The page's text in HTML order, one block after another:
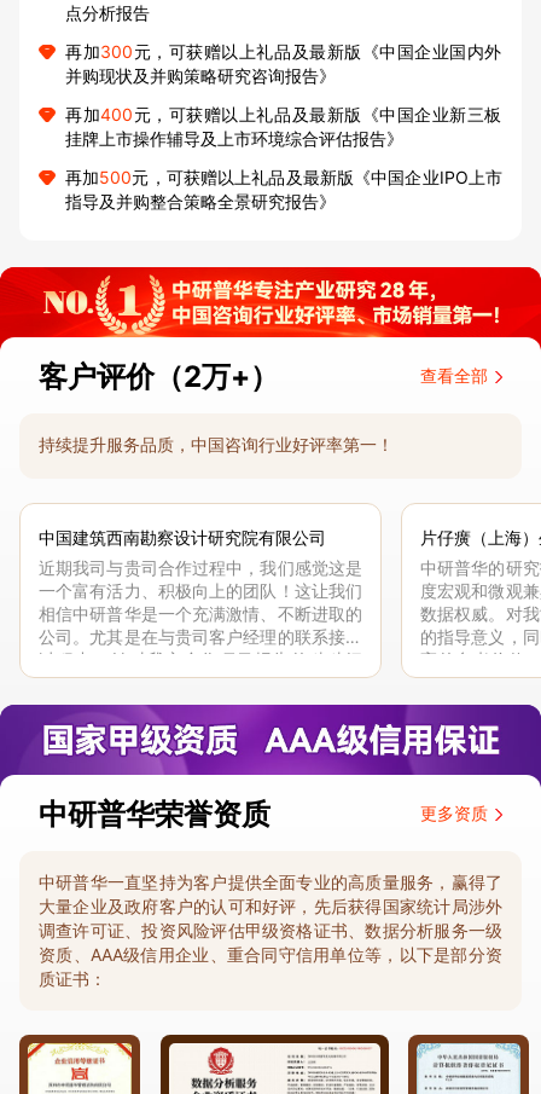
点分析报告
再加300元，可获赠以上礼品及最新版《中国企业国内外
并购现状及并购策略研究咨询报告》
再加400元，可获赠以上礼品及最新版《中国企业新三板
挂牌上市操作辅导及上市环境综合评估报告》
再加500元，可获赠以上礼品及最新版《中国企业IPO上市
指导及并购整合策略全景研究报告》
客户评价（2万+） 查看全部
持续提升服务品质，中国咨询行业好评率第一！
中国建筑西南勘察设计研究院有限公司
近期我司与贵司合作过程中，我们感觉这是
一个富有活力、积极向上的团队！这让我们
相信中研普华是一个充满激情、不断进取的
公司。尤其是在与贵司客户经理的联系接洽
过程中，针对我方合作项目报告的种种细
节，及时细致缜密地协助与项目部沟通、探
讨和完善...
片仔癀（上海
中研普华的研
度宏观和微观
数据权威。对
的指导意义，
高的参考价值
体化”服务和行
司继续...
中研普华荣誉资质 更多资质
中研普华一直坚持为客户提供全面专业的高质量服务，赢得了
大量企业及政府客户的认可和好评，先后获得国家统计局涉外
调查许可证、投资风险评估甲级资格证书、数据分析服务一级
资质、AAA级信用企业、重合同守信用单位等，以下是部分资
质证书：